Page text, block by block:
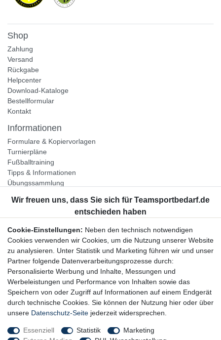
Shop
Zahlung
Versand
Rückgabe
Helpcenter
Download-Kataloge
Bestellformular
Kontakt
Informationen
Formulare & Kopiervorlagen
Turnierpläne
Fußballtraining
Tipps & Informationen
Übungssammlung
Unternehmen
Widerrufsrecht
Bestellung widerrufen
Datenschutzerklärung
AGB
Impressum
Newsletter
Cookie-Einstellungen: Neben den technisch notwendigen
Cookies verwenden wir Cookies, um die Nutzung unserer Website
zu analysieren. Unter Statistik und Marketing führen wir und unser
Partner folgende Datenverarbeitungsprozesse durch:
Personalisierte Werbung und Inhalte, Messungen und
Werbeleistungen und Performance von Inhalten sowie das
Speichern von oder Zugriff auf Informationen auf einem Endgerät
durch technische Cookies. Sie können der Nutzung hier oder über
unsere Datenschutz-Seite jederzeit widersprechen.
Essenziell Statistik
Marketing